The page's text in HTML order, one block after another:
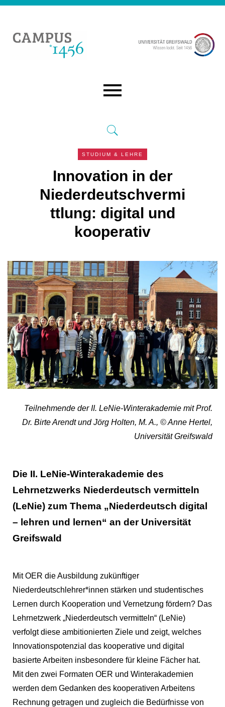
STUDIUM & LEHRE
Innovation in der
Niederdeutschvermi
ttlung: digital und
kooperativ
Teilnehmende der II. LeNie-Winterakademie mit Prof.
Dr. Birte Arendt und Jörg Holten, M. A., © Anne Hertel,
Universität Greifswald
Die II. LeNie-Winterakademie des
Lehrnetzwerks Niederdeutsch vermitteln
(LeNie) zum Thema „Niederdeutsch digital
– lehren und lernen“ an der Universität
Greifswald
Mit OER die Ausbildung zukünftiger
Niederdeutschlehrer*innen stärken und studentisches
Lernen durch Kooperation und Vernetzung fördern? Das
Lehrnetzwerk „Niederdeutsch vermitteln“ (LeNie)
verfolgt diese ambitionierten Ziele und zeigt, welches
Innovationspotenzial das kooperative und digital
basierte Arbeiten insbesondere für kleine Fächer hat.
Mit den zwei Formaten OER und Winterakademien
werden dem Gedanken des kooperativen Arbeitens
Rechnung getragen und zugleich die Bedürfnisse von